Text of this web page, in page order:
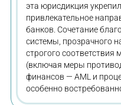
эта юрисдикция
привлекательное
банков. Сочетание
системы, прозрачного
строгого
(включая меры
финансов — AML и
особенно